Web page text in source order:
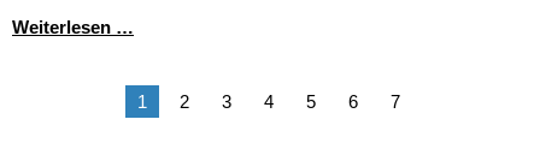
Weiterlesen …
den
Europameisterschaften
1 2 3 4 5 6 7